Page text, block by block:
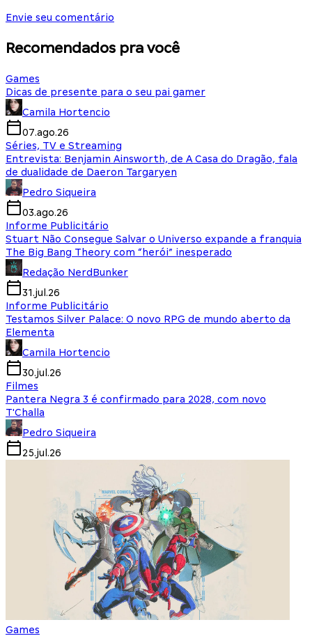
Envie seu comentário
Recomendados pra você
Games
Dicas de presente para o seu pai gamer
Camila Hortencio
07.ago.26
Séries, TV e Streaming
Entrevista: Benjamin Ainsworth, de A Casa do Dragão, fala
de dualidade de Daeron Targaryen
Pedro Siqueira
03.ago.26
Informe Publicitário
Stuart Não Consegue Salvar o Universo expande a franquia
The Big Bang Theory com “herói” inesperado
Redação NerdBunker
31.jul.26
Informe Publicitário
Testamos Silver Palace: O novo RPG de mundo aberto da
Elementa
Camila Hortencio
30.jul.26
Filmes
Pantera Negra 3 é confirmado para 2028, com novo
T'Challa
Pedro Siqueira
25.jul.26
Games